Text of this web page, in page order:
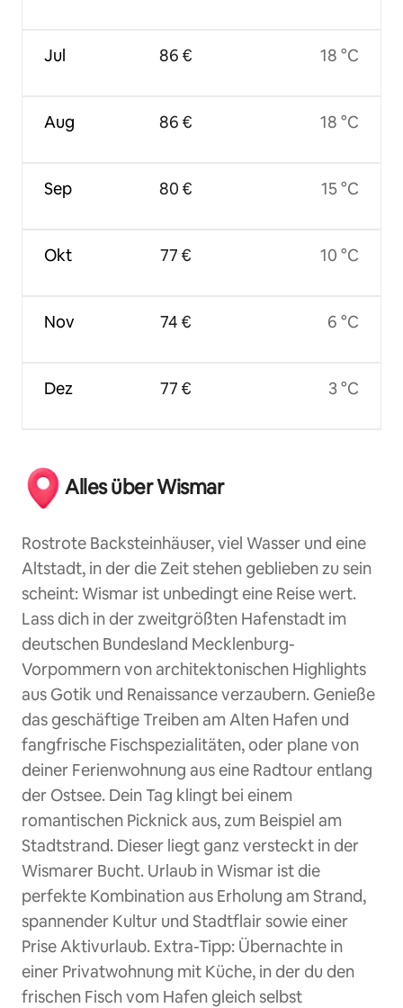
Jul
Aug
Sep
Okt
Nov
Dez
86 €
86 €
80 €
77 €
74 €
77 €
18 °C
18 °C
15 °C
10 °C
6 °C
3 °C
Alles über Wismar
Rostrote Backsteinhäuser, viel Wasser und eine
Altstadt, in der die Zeit stehen geblieben zu sein
scheint: Wismar ist unbedingt eine Reise wert.
Lass dich in der zweitgrößten Hafenstadt im
deutschen Bundesland Mecklenburg-
Vorpommern von architektonischen Highlights
aus Gotik und Renaissance verzaubern. Genieße
das geschäftige Treiben am Alten Hafen und
fangfrische Fischspezialitäten, oder plane von
deiner Ferienwohnung aus eine Radtour entlang
der Ostsee. Dein Tag klingt bei einem
romantischen Picknick aus, zum Beispiel am
Stadtstrand. Dieser liegt ganz versteckt in der
Wismarer Bucht. Urlaub in Wismar ist die
perfekte Kombination aus Erholung am Strand,
spannender Kultur und Stadtflair sowie einer
Prise Aktivurlaub. Extra-Tipp: Übernachte in
einer Privatwohnung mit Küche, in der du den
frischen Fisch vom Hafen gleich selbst